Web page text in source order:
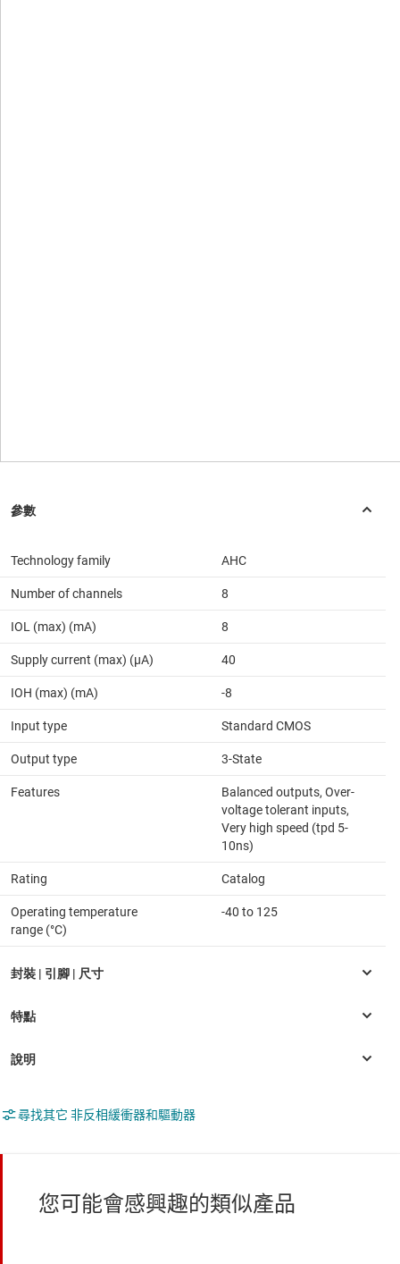
Technology family AHC
Number of channels 8
IOL (max) (mA) 8
Supply current (max) (µA) 40
IOH (max) (mA) -8
Input type Standard CMOS
Output type 3-State
Features
Balanced outputs, Over-
voltage tolerant inputs,
Very high speed (tpd 5-
10ns)
Rating Catalog
Operating temperature
range (°C)
-40 to 125
尋找其它 非反相緩衝器和驅動器
您可能會感興趣的類似產品